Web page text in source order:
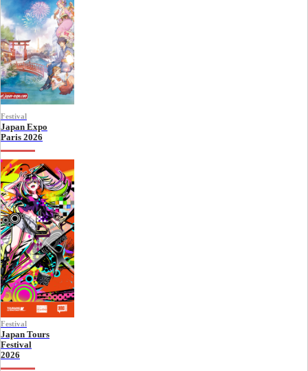
Festival
Japan Expo
Paris 2026
Festival
Japan Tours
Festival
2026